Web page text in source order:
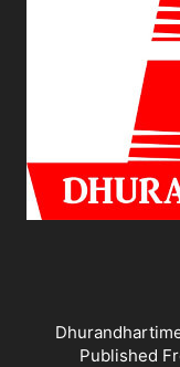
Published